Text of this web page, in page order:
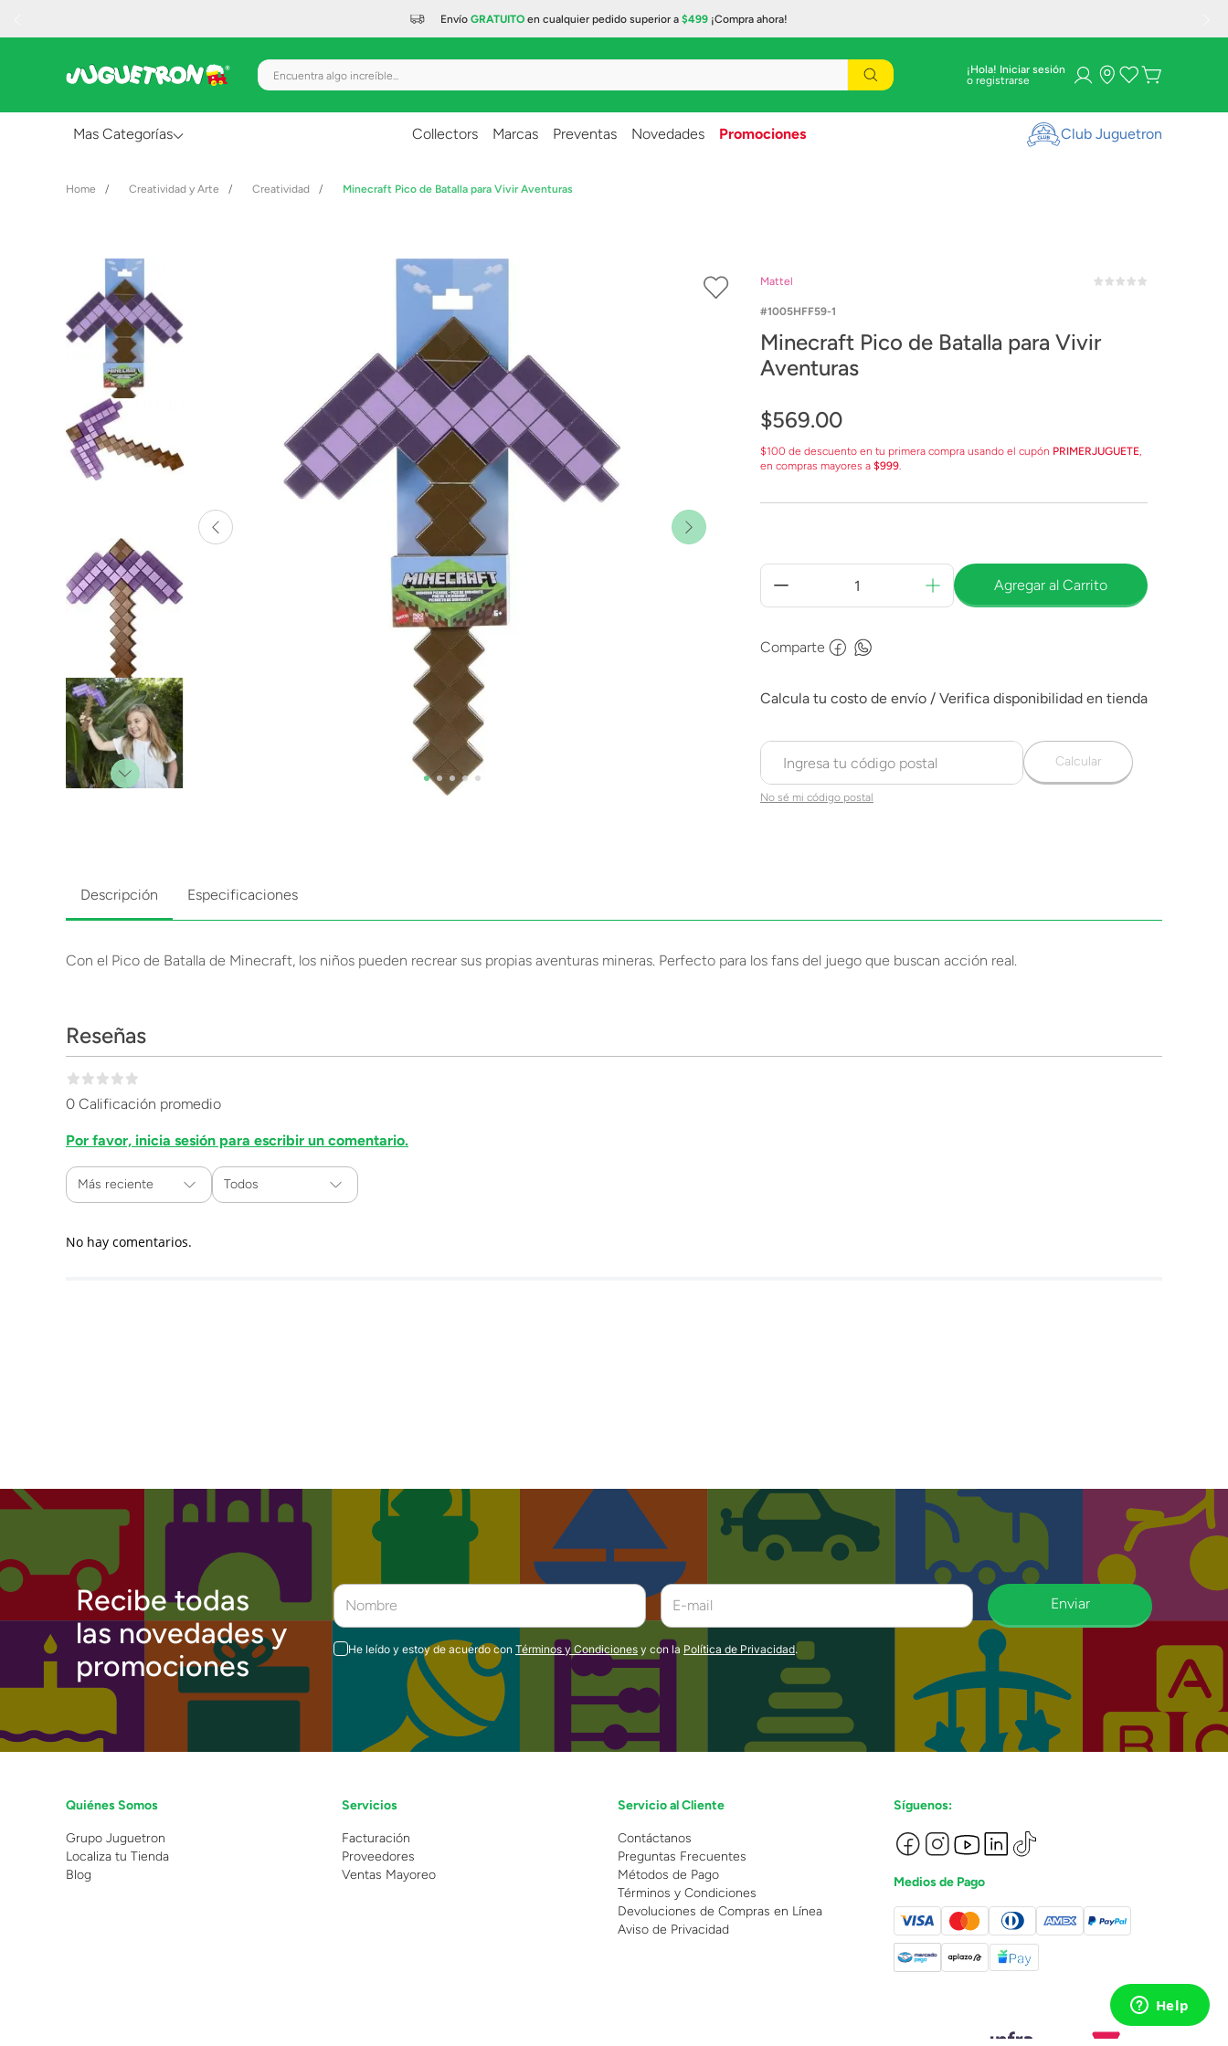
Envío GRATUITO en cualquier pedido superior a $499 ¡Compra ahora!
Encuentra algo increíble... ¡Hola! Iniciar sesión
Mas Categorías
Creatividad y Arte
Figuras de Acción
Gadgets y Electrónicos
Juegos de Mesa
Lanzadores
Muñecas
Peluches
Vehículos y Pistas
Collectors Marcas Preventas Novedades Promociones Club Juguetron
Creatividad y Arte Creatividad Minecraft Pico de Batalla para Vivir Aventuras
Mattel
1005HFF59-1
Minecraft Pico de Batalla para Vivir
Aventuras
$569.00
$100 de descuento en tu primera compra usando el cupón PRIMERJUGUETE,
en compras mayores a $999.
Agregar al Carrito
Comparte
No sé mi código postal
Calcular
Descripción Especificaciones
Con el Pico de Batalla de Minecraft, los niños pueden recrear sus propias aventuras mineras. Perfecto para los fans del juego que buscan acción real.
Reseñas
0 Calificación promedio
Por favor, inicia sesión para escribir un comentario.
Más reciente Todos
No hay comentarios.
Recibe todas
las novedades y
promociones
Enviar
He leído y estoy de acuerdo con Términos y Condiciones y con la Política de Privacidad.
Quiénes Somos
Grupo Juguetron
Localiza tu Tienda
Blog
Servicios
Facturación
Proveedores
Ventas Mayoreo
Servicio al Cliente
Contáctanos
Preguntas Frecuentes
Métodos de Pago
Términos y Condiciones
Devoluciones de Compras en Línea
Aviso de Privacidad
Síguenos:
Medios de Pago